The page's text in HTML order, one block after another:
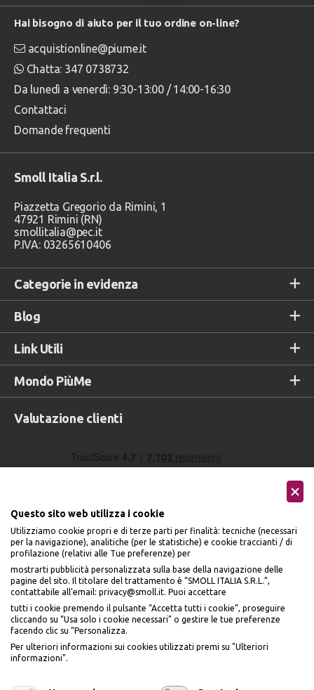
Categorie in evidenza
Blog
Link Utili
Mondo PiùMe
Hai bisogno di aiuto per il tuo ordine on-line?
acquistionline@piume.it
Chatta: 347 0738732
Da lunedì a venerdì: 9:30-13:00 / 14:00-16:30
Contattaci
Domande frequenti
Smoll Italia S.r.l.
Piazzetta Gregorio da Rimini, 1
47921 Rimini (RN)
smollitalia@pec.it
P.IVA: 03265610406
Valutazione clienti
Accettiamo
Seguici sui social
Questo sito web utilizza i cookie
Utilizziamo cookie propri e di terze parti per finalità: tecniche (necessari
per la navigazione), analitiche (per le statistiche) e cookie traccianti / di
profilazione (relativi alle Tue preferenze) per
mostrarti pubblicità personalizzata sulla base della navigazione delle
pagine del sito. Il titolare del trattamento è “SMOLL ITALIA S.R.L.”,
contattabile all'email: privacy@smoll.it. Puoi accettare
tutti i cookie premendo il pulsante “Accetta tutti i cookie”, proseguire
cliccando su “Usa solo i cookie necessari" o gestire le tue preferenze
facendo clic su “Personalizza.
Per ulteriori informazioni sui cookies utilizzati premi su "Ulteriori
informazioni".
BENVENUTO DA
PIÙME